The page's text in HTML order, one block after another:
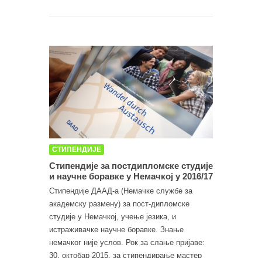
СТИПЕНДИЈЕ
Стипендије за постдипломске студије
и научне боравке у Немачкој у 2016/17
Стипендије ДААД-а (Немачке службе за
академску размену) за пост-дипломске
студије у Немачкој, учење језика, и
истраживачке научне боравке. Знање
немачког није услов. Рок за слање пријаве:
30. октобар 2015. за стипендирање мастер